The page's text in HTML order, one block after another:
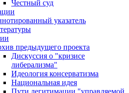
Честный суд
указатель
предыдущего проекта
Дискуссия о "кризисе
либерализма"
Идеология консерватизма
Национальная идея